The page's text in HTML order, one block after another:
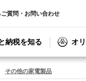
質問・お問い合わせ
納税を知る オ
その他の家電製品